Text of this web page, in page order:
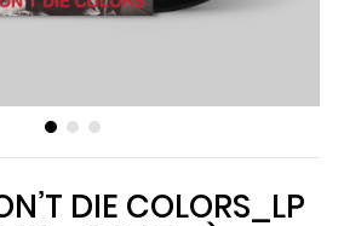
DIE COLORS_LP